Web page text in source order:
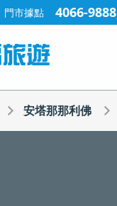
門市據點 4066-9888
安塔那那利佛